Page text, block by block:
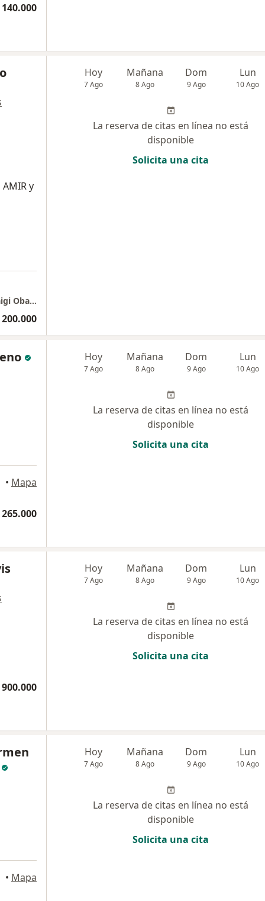
y
Clínica Prado torre Salud y Servicios, Dra Maigi Obando Vélez - Consultorio 1413
Hoy
7 Ago
Mañana
8 Ago
Dom
9 Ago
Lun
10 Ago
La reserva de citas en línea no está
disponible
Solicita una cita
• Mapa
Hoy
7 Ago
Mañana
8 Ago
Dom
9 Ago
Lun
10 Ago
La reserva de citas en línea no está
disponible
Solicita una cita
Hoy
7 Ago
Mañana
8 Ago
Dom
9 Ago
Lun
10 Ago
La reserva de citas en línea no está
disponible
Solicita una cita
• Mapa
Hoy
7 Ago
Mañana
8 Ago
Dom
9 Ago
Lun
10 Ago
La reserva de citas en línea no está
disponible
Solicita una cita